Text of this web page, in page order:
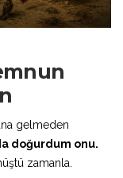
gelmeden
doğurdum onu.
zamanla.